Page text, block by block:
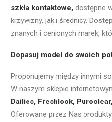
szkła kontaktowe, dostępne
krzywizny, jak i średnicy.
znanych i cenionych marek,
Dopasuj model do swoich
Proponujemy między innymi
W naszym sklepie
Dailies, Freshlook,
Oferowane przez Nas